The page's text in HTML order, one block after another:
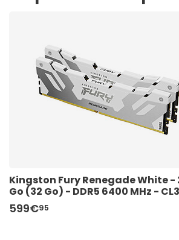
Kingston Fury Renegade White -
Go (32 Go) - DDR5 6400 MHz -
599€95